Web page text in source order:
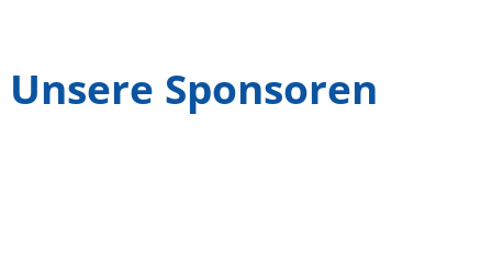
Unsere Sponsoren